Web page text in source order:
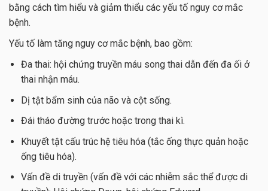
bằng cách tìm hiểu và giảm thiểu các yếu tố nguy cơ mắc
bệnh.
Yếu tố làm tăng nguy cơ mắc bệnh, bao gồm:
Đa thai: hội chứng truyền máu song thai dẫn đến đa ối ở
thai nhận máu.
Dị tật bẩm sinh của não và cột sống.
Đái tháo đường trước hoặc trong thai kì.
Khuyết tật cấu trúc hệ tiêu hóa (tắc ống thực quản hoặc
ống tiêu hóa).
Vấn đề di truyền (vấn đề với các nhiễm sắc thể được di